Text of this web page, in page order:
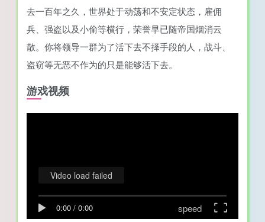
（摸鱼游戏）
去一百年之久，世界处于动荡和不安定状态，雇佣
兵、强盗以及小偷等横行，荣誉早已随帝国烟消云
散。你将领导一群为了活下去不择手段的人，战斗、
盗窃等无恶不作为的只是能够活下去。
游戏视频
0:00 / 0:00 speed
Video load failed